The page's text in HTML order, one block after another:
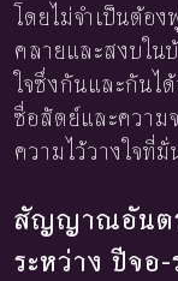
โดยไม่จำเป็นต้อ
คลายและสงบใน
ใจซึ่งกันและกันไ
ซื่อสัตย์และความ
ความไว้วางใจที่
สัญญาณอันต
ระหว่าง ปีจอ